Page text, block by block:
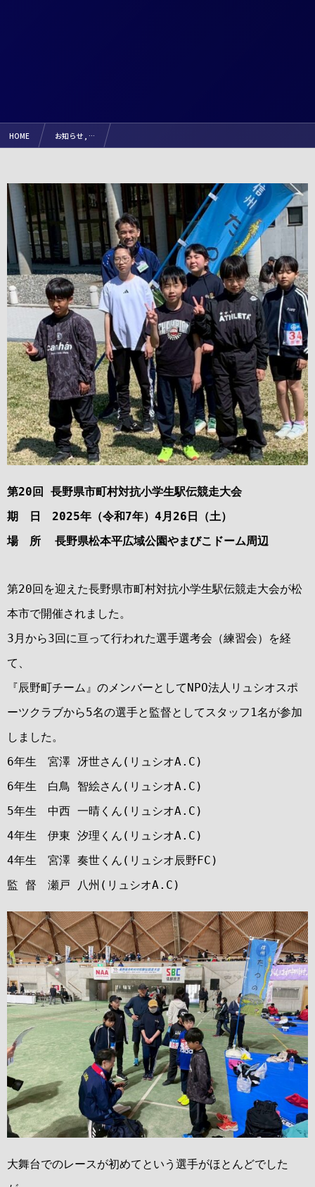
HOME お知らせ , …
第20回 長野県市町村対抗小学生駅伝競走大会
期 日 2025年（令和7年）4月26日（土）
場 所 長野県松本平広域公園やまびこドーム周辺
第20回を迎えた長野県市町村対抗小学生駅伝競走大会が松
本市で開催されました。
3月から3回に亘って行われた選手選考会（練習会）を経
て、
『辰野町チーム』のメンバーとしてNPO法人リュシオスポ
ーツクラブから5名の選手と監督としてスタッフ1名が参加
しました。
6年生 宮澤 冴世さん(リュシオA.C)
6年生 白鳥 智絵さん(リュシオA.C)
5年生 中西 一晴くん(リュシオA.C)
4年生 伊東 汐理くん(リュシオA.C)
4年生 宮澤 奏世くん(リュシオ辰野FC)
監 督 瀬戸 八州(リュシオA.C)
大舞台でのレースが初めてという選手がほとんどでした